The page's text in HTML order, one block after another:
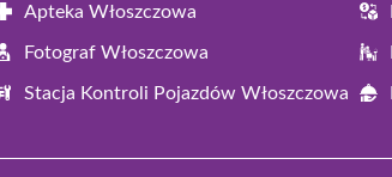
Apteka Włoszczowa
Fotograf Włoszczowa
Stacja Kontroli Pojazdów Włoszczowa